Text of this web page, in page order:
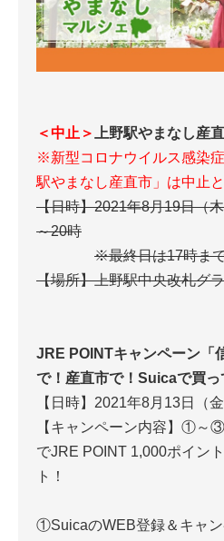
＜中止＞
上野駅やまなし産
※新型コロナウイルス感染
駅やまなし産直市」は中止と
【日時】2021年8月19日（
～20時
※最終日は17時ま
【場所】上野駅中央改札グ
JRE POINTキャンペーン「
で！産直市で！Suicaで買っ
【日時】2021年8月13日（
【キャンペーン内容】①～
でJRE POINT 1,000ポイン
ト！
①SuicaのWEB登録＆キャ